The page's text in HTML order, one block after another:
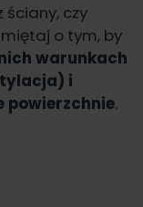
ściany, czy
o tym, by
warunkach
i
powierzchnie.